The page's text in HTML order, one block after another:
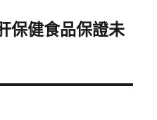
保健食品保證未